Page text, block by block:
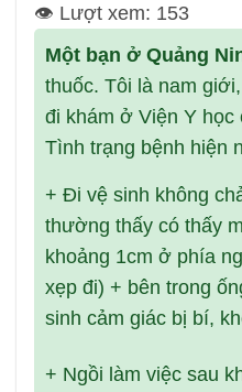
👁️ Lượt xem: 153
Một bạn ở Quảng
thuốc. Tôi là nam
đi khám ở Viện Y học
Tình trạng bệnh hiện
+ Đi vệ sinh không
thường thấy có thấy
khoảng 1cm ở phía
xẹp đi) + bên trong
sinh cảm giác bị bí,
+ Ngồi làm việc sau